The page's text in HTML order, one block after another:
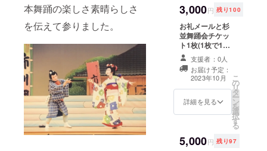
本舞踊の楽しさ素晴らしさ
を伝えて参りました。
3,000円 残り100
お礼メールと杉
並舞踊会チケッ
ト1枚(1枚で1名
様お入り頂けま
す。全自由席。
定員500人） 10
月8日12時より
当日受付渡しと
なりますので備
支援者：0人
お届け予定：
2023年10月
詳細を見る
こ
の
リ
タ
ー
ン
を
選
択
す
る
5,000円 残り97